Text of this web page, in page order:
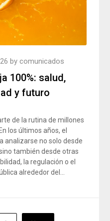
100%: salud,
y futuro
by comunicados
de la rutina de millones
los últimos años, el
analizarse no solo desde
también desde otras
la regulación o el
alrededor del…